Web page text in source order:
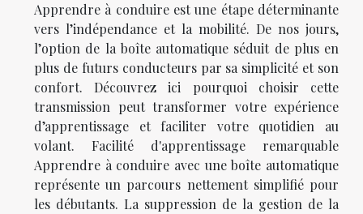
Apprendre à conduire est une étape déterminante
vers l’indépendance et la mobilité. De nos jours,
l’option de la boîte automatique séduit de plus en
plus de futurs conducteurs par sa simplicité et son
confort. Découvrez ici pourquoi choisir cette
transmission peut transformer votre expérience
d’apprentissage et faciliter votre quotidien au
volant. Facilité d'apprentissage remarquable
Apprendre à conduire avec une boîte automatique
représente un parcours nettement simplifié pour
les débutants. La suppression de la gestion de la